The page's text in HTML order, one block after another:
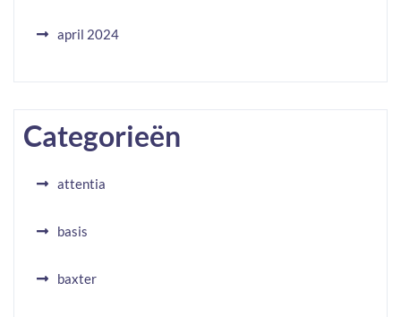
april 2024
Categorieën
attentia
basis
baxter